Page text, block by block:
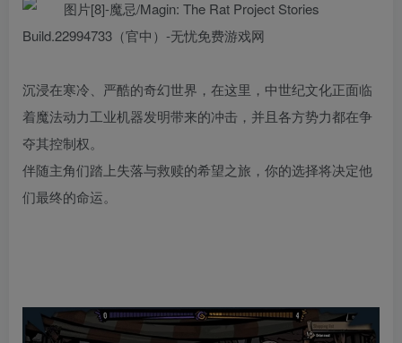
沉浸在寒冷、严酷的奇幻世界，在这里，中世纪文化正面临
着魔法动力工业机器发明带来的冲击，并且各方势力都在争
夺其控制权。
伴随主角们踏上失落与救赎的希望之旅，你的选择将决定他
们最终的命运。